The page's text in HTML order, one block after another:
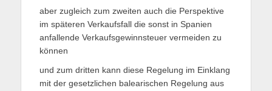
aber zugleich zum zweiten auch die Perspektive
im späteren Verkaufsfall die sonst in Spanien
anfallende Verkaufsgewinnsteuer vermeiden zu
können
und zum dritten kann diese Regelung im Einklang
mit der gesetzlichen balearischen Regelung aus